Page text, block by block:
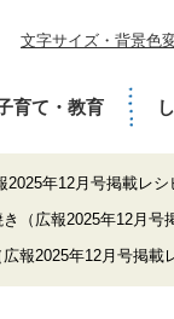
文字サイズ・背景色
育て・教育
年12月号掲載レシ
（広報2025年12月号
報2025年12月号掲載